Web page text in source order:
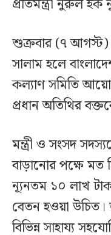
প্রতিমন্ত্রী নুরুল হক
শুক্রবার (৭ আগস্ট)
সালাম হলে
কল্যাণ সমিতি
প্রধান অতিথির
মন্ত্রী ও সংসদ
বাড়ানোর পক্ষে মত
ন্যূনতম ১০ লাখ
বেতন হওয়া উচিত।
বিভিন্ন সাহায্য